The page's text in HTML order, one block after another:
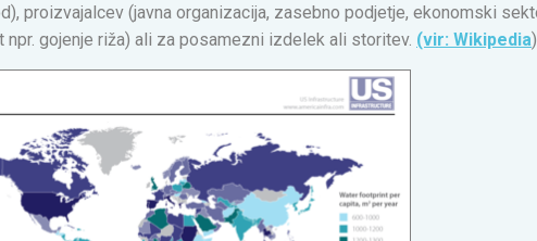
proizvajalcev (javna organizacija, zasebno podjetje, ekonomski
gojenje riža) ali za posamezni izdelek ali storitev. (vir: Wikipedia)